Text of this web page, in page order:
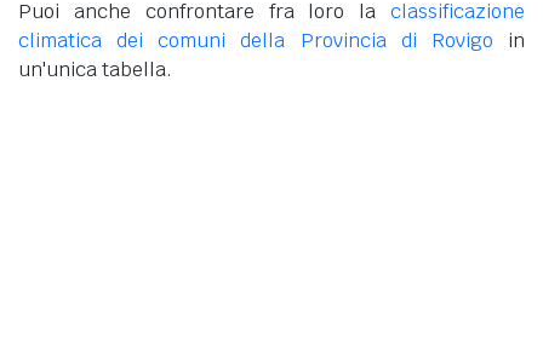
Puoi anche confrontare fra loro la classificazione
climatica dei comuni della Provincia di Rovigo in
un'unica tabella.